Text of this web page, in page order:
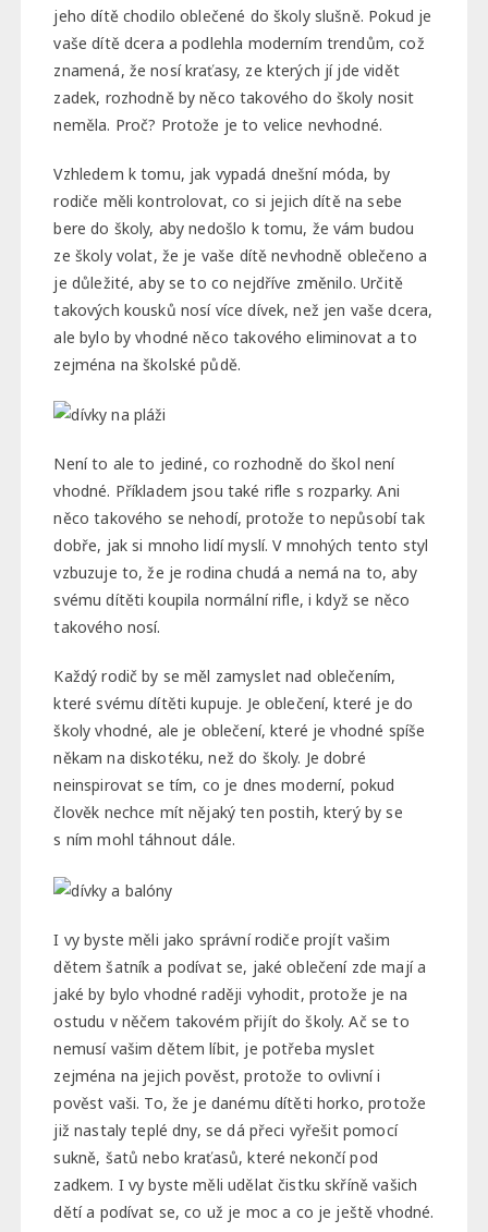
jeho dítě chodilo oblečené do školy slušně. Pokud je
vaše dítě dcera a podlehla moderním trendům, což
znamená, že nosí kraťasy, ze kterých jí jde vidět
zadek, rozhodně by něco takového do školy nosit
neměla. Proč? Protože je to velice nevhodné.
Vzhledem k tomu, jak vypadá dnešní móda, by
rodiče měli kontrolovat, co si jejich dítě na sebe
bere do školy, aby nedošlo k tomu, že vám budou
ze školy volat, že je vaše dítě nevhodně oblečeno a
je důležité, aby se to co nejdříve změnilo. Určitě
takových kousků nosí více dívek, než jen vaše dcera,
ale bylo by vhodné něco takového eliminovat a to
zejména na školské půdě.
Není to ale to jediné, co rozhodně do škol není
vhodné. Příkladem jsou také rifle s rozparky. Ani
něco takového se nehodí, protože to nepůsobí tak
dobře, jak si mnoho lidí myslí. V mnohých tento styl
vzbuzuje to, že je rodina chudá a nemá na to, aby
svému dítěti koupila normální rifle, i když se něco
takového nosí.
Každý rodič by se měl zamyslet nad oblečením,
které svému dítěti kupuje. Je oblečení, které je do
školy vhodné, ale je oblečení, které je vhodné spíše
někam na diskotéku, než do školy. Je dobré
neinspirovat se tím, co je dnes moderní, pokud
člověk nechce mít nějaký ten postih, který by se
s ním mohl táhnout dále.
I vy byste měli jako správní rodiče projít vašim
dětem šatník a podívat se, jaké oblečení zde mají a
jaké by bylo vhodné raději vyhodit, protože je na
ostudu v něčem takovém přijít do školy.Ač se to
nemusí vašim dětem líbit, je potřeba myslet
zejména na jejich pověst, protože to ovlivní i
pověst vaši. To, že je danému dítěti horko, protože
již nastaly teplé dny, se dá přeci vyřešit pomocí
sukně, šatů nebo kraťasů, které nekončí pod
zadkem. I vy byste měli udělat čistku skříně vašich
dětí a podívat se, co už je moc a co je ještě vhodné.